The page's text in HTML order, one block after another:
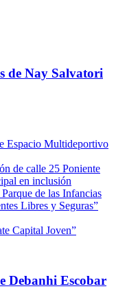
de Nay Salvatori
Espacio Multideportivo
de calle 25 Poniente
en inclusión
de las Infancias
Libres y Seguras”
Capital Joven”
Debanhi Escobar